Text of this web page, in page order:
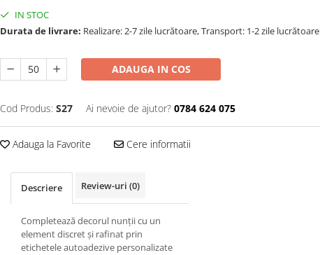
IN STOC
Durata de livrare: Realizare: 2-7 zile lucrătoare, Transport: 1-2 zile lucrătoare
ADAUGA IN COS
Cod Produs: S27 Ai nevoie de ajutor? 0784 624 075
Adauga la Favorite Cere informatii
Descriere Review-uri (0)
Completează decorul nunții cu un
element discret și rafinat prin
etichetele autoadezive personalizate